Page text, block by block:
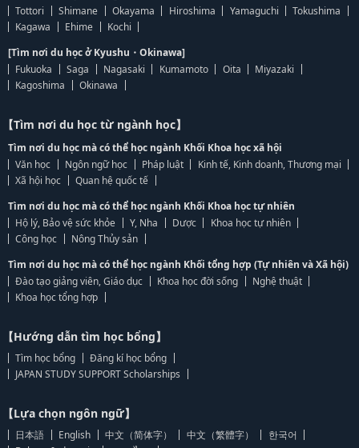
Tottori
Shimane Okayama Hiroshima Yamaguchi
Tokushima
Kagawa
Ehime
Kochi
[Tìm nơi du học ở Kyushu・Okinawa]
Fukuoka
Saga Nagasaki Kumamoto Oita
Miyazaki
Kagoshima
Okinawa
【Tìm nơi du học từ ngành học】
Tìm nơi du học mà có thể học ngành Khối Khoa học xã hội
Văn học
Ngôn ngữ học Pháp luật
Kinh tế, Kinh doanh, Thương mại
Xã hội học
Quan hệ quốc tế
Tìm nơi du học mà có thể học ngành Khối Khoa học tự nhiên
Hộ lý, Bảo vệ sức khỏe
Y, Nha Dược
Khoa học tự nhiên
Công học
Nông Thủy sản
Tìm nơi du học mà có thể học ngành Khối tổng hợp (Tự nhiên và Xã hội)
Đào tạo giảng viên, Giáo dục
Khoa học đời sống
Nghệ thuật
Khoa học tổng hợp
【Hướng dẫn tìm học bổng】
Tìm học bổng
Đăng kí học bổng
JAPAN STUDY SUPPORT Scholarships
【Lựa chọn ngôn ngữ】
日本語 English 中文（简体字） 中文（繁體字）
한국어